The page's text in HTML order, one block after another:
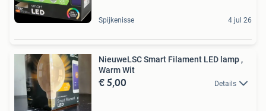
Spijkenisse 4 jul 26
NieuweLSC Smart Filament LED lamp ,
Warm Wit
€ 5,00 Details